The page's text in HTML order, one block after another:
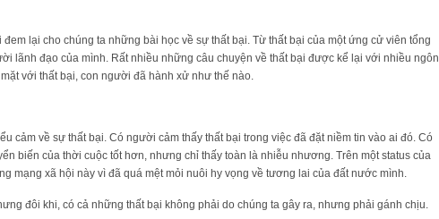
lại cho chúng ta những bài học về sự thất bại. Từ thất bại của một ứng cử viên tổng
lãnh đạo của mình. Rất nhiều những câu chuyện về thất bại được kể lại với nhiều ngôn
với thất bại, con người đã hành xử như thế nào.
cảm về sự thất bại. Có người cảm thấy thất bại trong việc đã đặt niềm tin vào ai đó. Có
biến của thời cuộc tốt hơn, nhưng chỉ thấy toàn là nhiễu nhương. Trên một status của
mạng xã hội này vì đã quá mệt mỏi nuôi hy vọng về tương lai của đất nước mình.
đôi khi, có cả những thất bại không phải do chúng ta gây ra, nhưng phải gánh chịu.